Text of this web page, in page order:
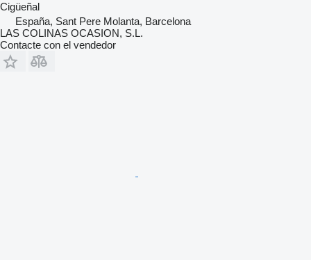
Cigüeñal
España, Sant Pere Molanta, Barcelona
LAS COLINAS OCASION, S.L.
Contacte con el vendedor